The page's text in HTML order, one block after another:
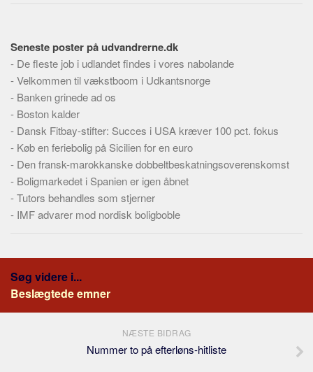
Forhistorien
Redigering
Tekstannoncer
Bannere
Hjælp
Seneste poster på udvandrerne.dk
- De fleste job i udlandet findes i vores nabolande
-Velkommen til vækstboom i Udkantsnorge
- Banken grinede ad os
- Boston kalder
- Dansk Fitbay-stifter: Succes i USA kræver 100 pct. fokus
- Køb en feriebolig på Sicilien for en euro
- Den fransk-marokkanske dobbeltbeskatningsoverenskomst
- Boligmarkedet i Spanien er igen åbnet
-Tutors behandles som stjerner
- IMF advarer mod nordisk boligboble
Søg videre i...
Beslægtede emner
NÆSTE BIDRAG
Nummer to på efterløns-hitliste